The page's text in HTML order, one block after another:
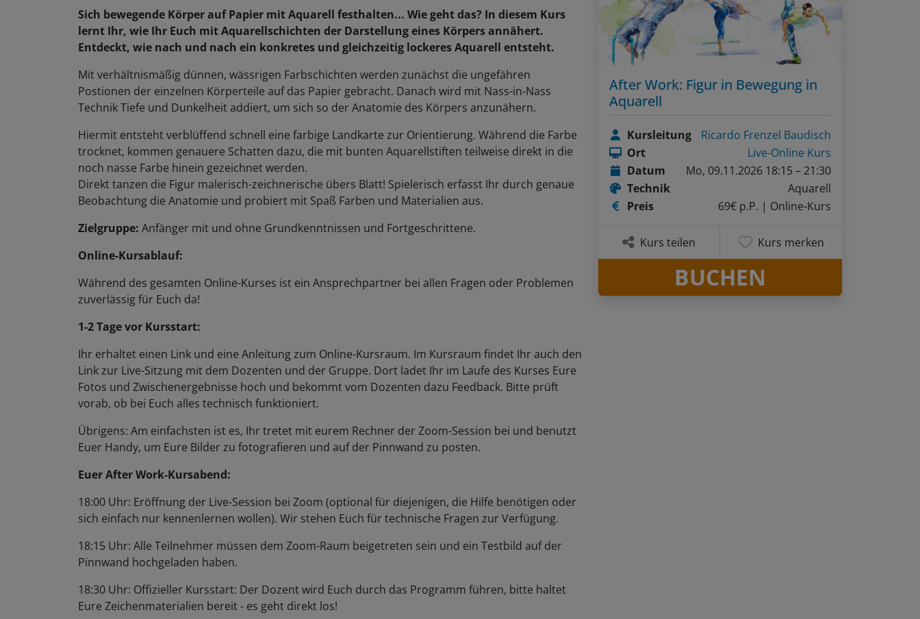
Sich bewegende Körper auf Papier mit Aquarell festhalten... Wie geht das? In diesem Kurs
lernt Ihr, wie Ihr Euch mit Aquarellschichten der Darstellung eines Körpers annähert.
Entdeckt, wie nach und nach ein konkretes und gleichzeitig lockeres Aquarell entsteht.
Mit verhältnismäßig dünnen, wässrigen Farbschichten werden zunächst die ungefähren
Postionen der einzelnen Körperteile auf das Papier gebracht. Danach wird mit Nass-in-Nass
Technik Tiefe und Dunkelheit addiert, um sich so der Anatomie des Körpers anzunähern.
Hiermit entsteht verblüffend schnell eine farbige Landkarte zur Orientierung. Während die Farbe
trocknet, kommen genauere Schatten dazu, die mit bunten Aquarellstiften teilweise direkt in die
noch nasse Farbe hinein gezeichnet werden.
Direkt tanzen die Figur malerisch-zeichnerische übers Blatt! Spielerisch erfasst Ihr durch genaue
Beobachtung die Anatomie und probiert mit Spaß Farben und Materialien aus.
Zielgruppe: Anfänger mit und ohne Grundkenntnissen und Fortgeschrittene.
Online-Kursablauf:
Während des gesamten Online-Kurses ist ein Ansprechpartner bei allen Fragen oder Problemen
zuverlässig für Euch da!
1-2 Tage vor Kursstart:
Ihr erhaltet einen Link und eine Anleitung zum Online-Kursraum. Im Kursraum findet Ihr auch den
Link zur Live-Sitzung mit dem Dozenten und der Gruppe. Dort ladet Ihr im Laufe des Kurses Eure
Fotos und Zwischenergebnisse hoch und bekommt vom Dozenten dazu Feedback. Bitte prüft
vorab, ob bei Euch alles technisch funktioniert.
Übrigens: Am einfachsten ist es, Ihr tretet mit eurem Rechner der Zoom-Session bei und benutzt
Euer Handy, um Eure Bilder zu fotografieren und auf der Pinnwand zu posten.
Euer After Work-Kursabend:
18:00 Uhr: Eröffnung der Live-Session bei Zoom (optional für diejenigen, die Hilfe benötigen oder
sich einfach nur kennenlernen wollen). Wir stehen Euch für technische Fragen zur Verfügung.
18:15 Uhr: Alle Teilnehmer müssen dem Zoom-Raum beigetreten sein und ein Testbild auf der
Pinnwand hochgeladen haben.
18:30 Uhr: Offizieller Kursstart: Der Dozent wird Euch durch das Programm führen, bitte haltet
Eure Zeichenmaterialien bereit - es geht direkt los!
After Work: Figur in Bewegung in
Aquarell
Kursleitung
Ricardo Frenzel Baudisch
Ort
Live-Online Kurs
Datum
Mo, 09.11.2026 18:15 – 21:30
Technik
Aquarell
Preis
69€ p.P. | Online-Kurs
Kurs teilen Kurs merken
BUCHEN